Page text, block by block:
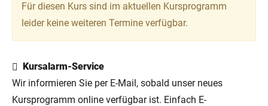
Für diesen Kurs sind im aktuellen Kursprogramm
leider keine weiteren Termine verfügbar.
Kursalarm-Service
Wir informieren Sie per E-Mail, sobald unser neues
Kursprogramm online verfügbar ist. Einfach E-